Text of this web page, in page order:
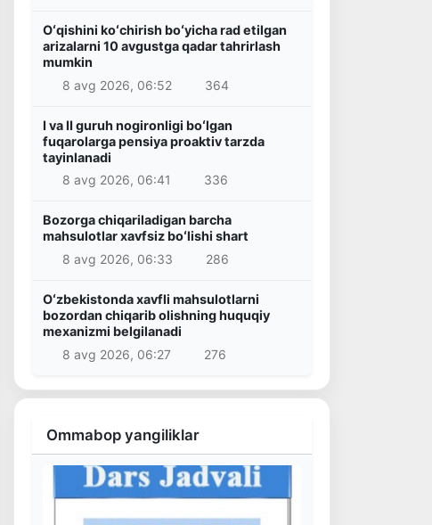
Oʻqishini koʻchirish boʻyicha rad etilgan
arizalarni 10 avgustga qadar tahrirlash
mumkin
8 avg 2026, 06:52
364
I va II guruh nogironligi boʻlgan
fuqarolarga pensiya proaktiv tarzda
tayinlanadi
8 avg 2026, 06:41
336
Bozorga chiqariladigan barcha
mahsulotlar xavfsiz boʻlishi shart
8 avg 2026, 06:33
286
Oʻzbekistonda xavfli mahsulotlarni
bozordan chiqarib olishning huquqiy
mexanizmi belgilanadi
8 avg 2026, 06:27
276
Ommabop yangiliklar